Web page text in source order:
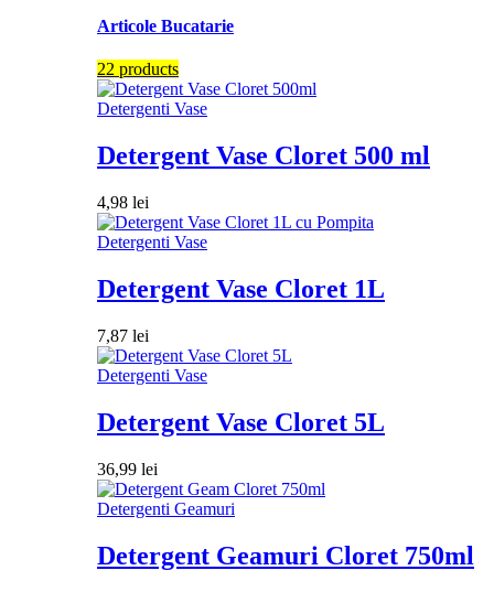
Articole Bucatarie
22 products
Detergenti Vase
Detergent Vase Cloret 500 ml
4,98 lei
Detergenti Vase
Detergent Vase Cloret 1L
7,87 lei
Detergenti Vase
Detergent Vase Cloret 5L
36,99 lei
Detergenti Geamuri
Detergent Geamuri Cloret 750ml